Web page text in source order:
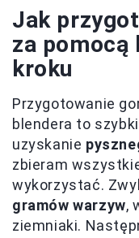
Jak
za pomocą
kroku
Przygotowanie
blendera to
uzyskanie
zbieram
wykorzystać.
gramów warzyw,
ziemniaki.